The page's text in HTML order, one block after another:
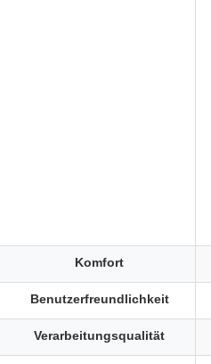
Komfort
Benutzerfreundlichkeit
Verarbeitungsqualität